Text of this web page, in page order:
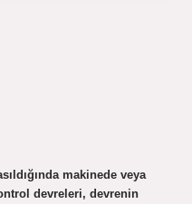
makinede veya
devreleri, devrenin